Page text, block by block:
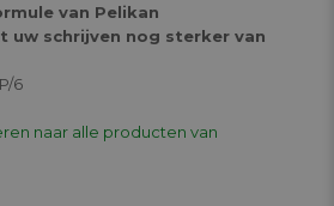
van Pelikan
uw schrijven nog sterker van
6
naar alle producten van